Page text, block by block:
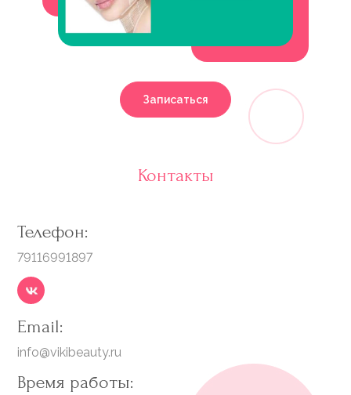
Записаться
Контакты
Телефон:
79116991897
Email:
info@vikibeauty.ru
Время работы: